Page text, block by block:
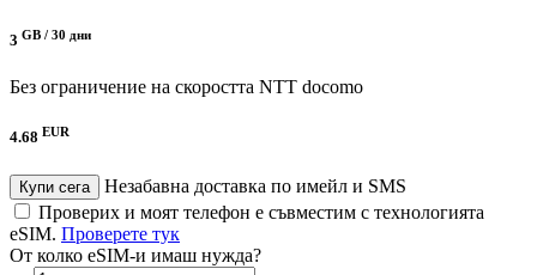
3 GB / 30 дни
Без ограничение на скоростта NTT docomo
4.68 EUR
Купи сега
Незабавна доставка по имейл и SMS
Проверих и моят телефон е съвместим с технологията
eSIM. Проверете тук
От колко eSIM-и имаш нужда?